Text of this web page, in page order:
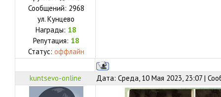
Сообщений: 2968
ул. Кунцево
Награды: 18
Репутация: 18
Статус: оффлайн
kuntsevo-online Дата: Среда, 10 Мая 2023, 23:07 |